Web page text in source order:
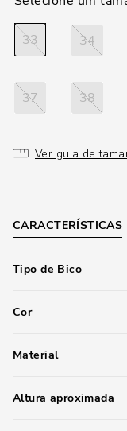
33 34
37 38
Ver guia de
CARACTERÍSTICAS
Tipo de Bico
Cor
Material
Altura aproximada